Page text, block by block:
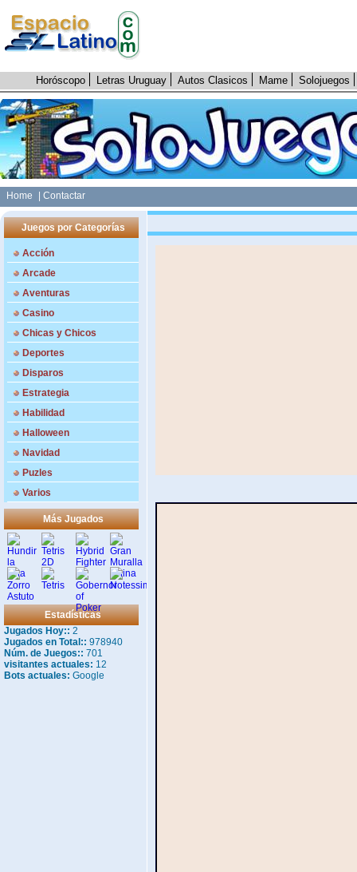
Horóscopo Letras Uruguay Autos Clasicos Mame Solojuegos
Home | Contactar
Juegos por Categorías
Acción
Arcade
Aventuras
Casino
Chicas y Chicos
Deportes
Disparos
Estrategia
Habilidad
Halloween
Navidad
Puzles
Varios
Más Jugados
Estadísticas
Jugados Hoy:: 2
Jugados en Total:: 978940
Núm. de Juegos:: 701
visitantes actuales: 12
Bots actuales: Google